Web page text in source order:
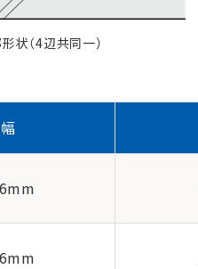
状（4辺共同一）
幅